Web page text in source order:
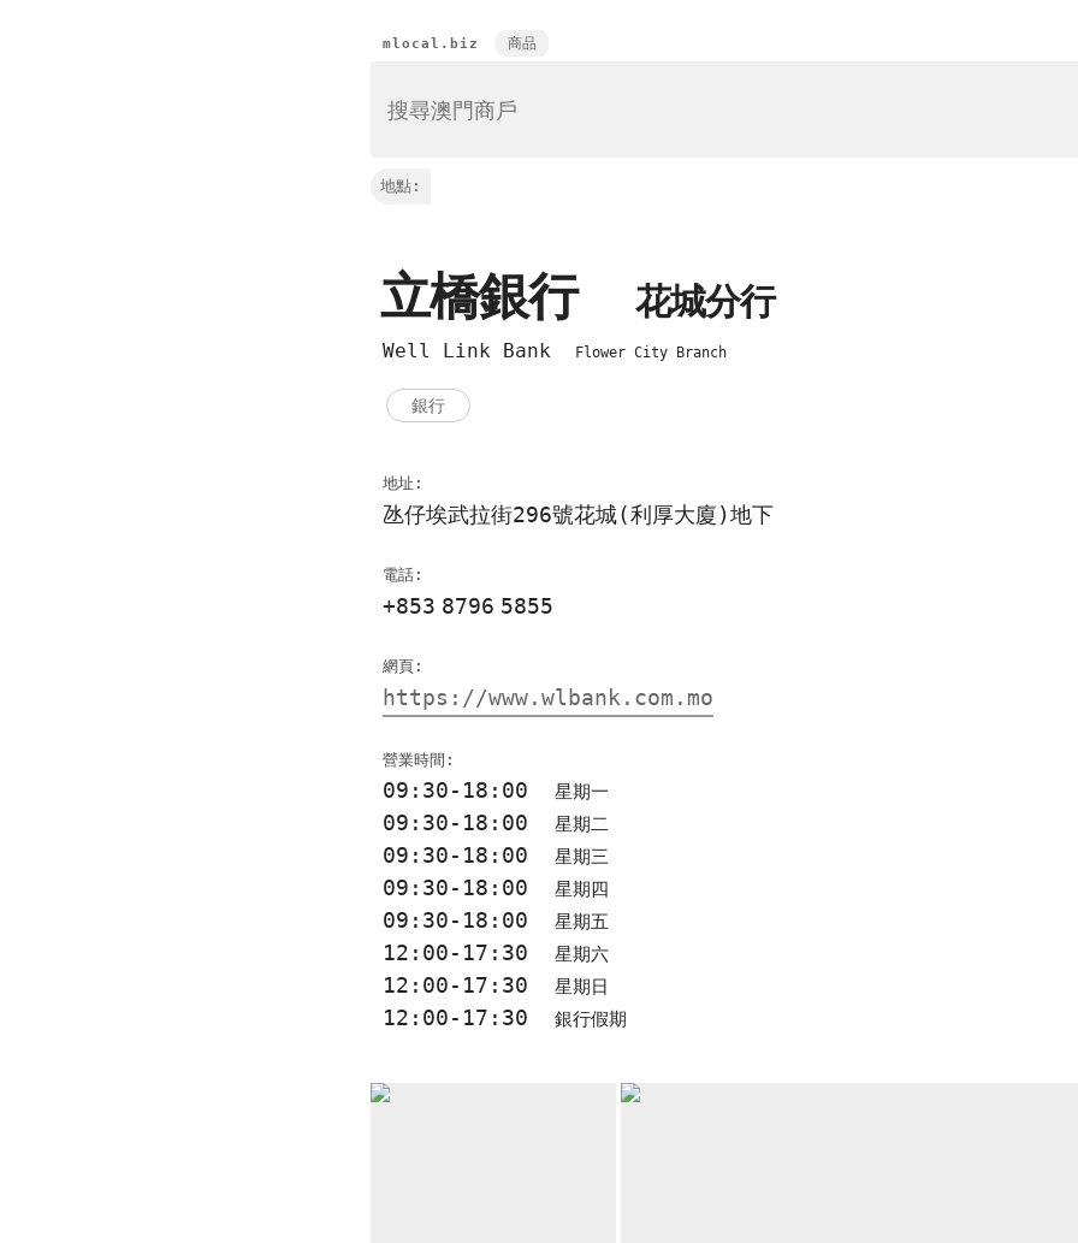
mlocal.biz 商品
地點:
立橋銀行 花城分行
Well Link Bank Flower City Branch
銀行
地址:
氹仔埃武拉街296號花城(利厚大廈)地下
電話:
+853 8796 5855
網頁:
https://www.wlbank.com.mo
營業時間:
09:30-18:00 星期一
09:30-18:00 星期二
09:30-18:00 星期三
09:30-18:00 星期四
09:30-18:00 星期五
12:00-17:30 星期六
12:00-17:30 星期日
12:00-17:30 銀行假期